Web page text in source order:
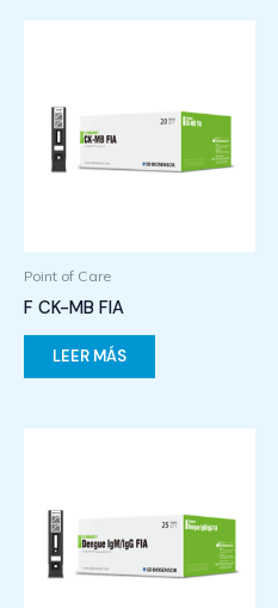
Point of Care
F CK-MB FIA
LEER MÁS